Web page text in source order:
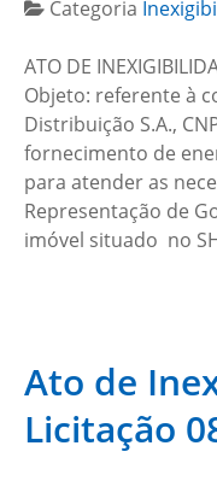
Categoria
ATO DE
Objeto: referente à
Distribuição S.A.,
fornecimento de
para atender as
Representação de
imóvel situado no
Ato de
Licitação